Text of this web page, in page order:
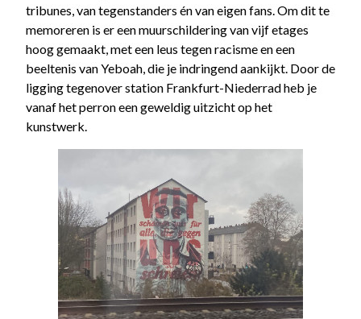
tribunes, van tegenstanders én van eigen fans. Om dit te
memoreren is er een muurschildering van vijf etages
hoog gemaakt, met een leus tegen racisme en een
beeltenis van Yeboah, die je indringend aankijkt. Door de
ligging tegenover station Frankfurt-Niederrad heb je
vanaf het perron een geweldig uitzicht op het
kunstwerk.